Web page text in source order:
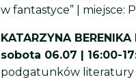
w fantastyce” | miejsce:
KATARZYNA
sobota 06.07 | 16:00-
podgatunków literatury